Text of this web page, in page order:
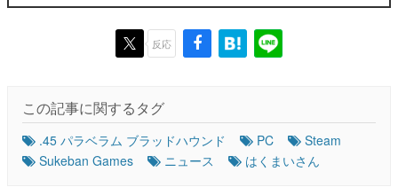
反応
この記事に関するタグ
.45 パラベラム ブラッドハウンド PC
Steam
Sukeban Games
ニュース はくまいさん